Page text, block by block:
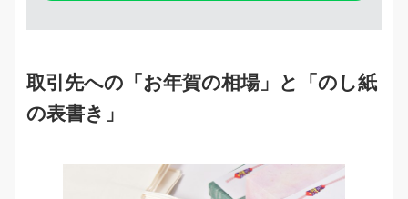
取引先への「お年賀の相場」と「のし紙
の表書き」